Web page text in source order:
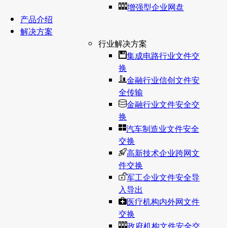
增强型企业网盘
产品介绍
解决方案
行业解决方案
集成电路行业文件交
换
金融行业信创文件安
全传输
金融行业文件安全交
换
汽车制造业文件安全
交换
高新技术企业跨网文
件交换
军工企业文件安全导
入导出
医疗机构内外网文件
交换